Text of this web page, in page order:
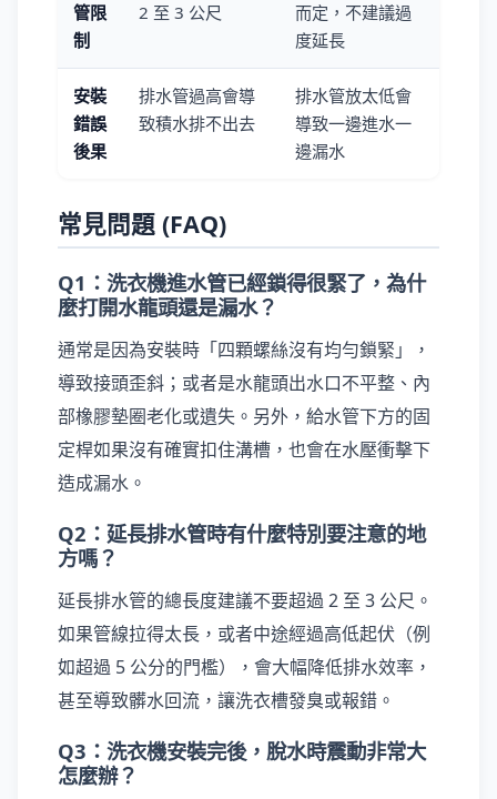
管限
制
2 至 3 公尺
而定，不建議過
度延長
安裝
錯誤
後果
排水管過高會導
致積水排不出去
排水管放太低會
導致一邊進水一
邊漏水
常見問題 (FAQ)
Q1：洗衣機進水管已經鎖得很緊了，為什
麼打開水龍頭還是漏水？
通常是因為安裝時「四顆螺絲沒有均勻鎖緊」，
導致接頭歪斜；或者是水龍頭出水口不平整、內
部橡膠墊圈老化或遺失。另外，給水管下方的固
定桿如果沒有確實扣住溝槽，也會在水壓衝擊下
造成漏水。
Q2：延長排水管時有什麼特別要注意的地
方嗎？
延長排水管的總長度建議不要超過 2 至 3 公尺。
如果管線拉得太長，或者中途經過高低起伏（例
如超過 5 公分的門檻），會大幅降低排水效率，
甚至導致髒水回流，讓洗衣槽發臭或報錯。
Q3：洗衣機安裝完後，脫水時震動非常大
怎麼辦？